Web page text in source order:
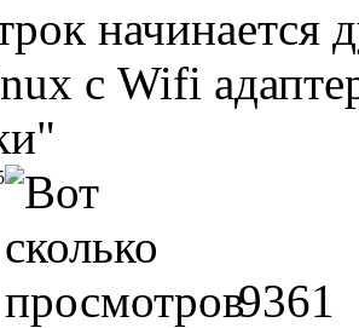
начинается
с Wifi
9361